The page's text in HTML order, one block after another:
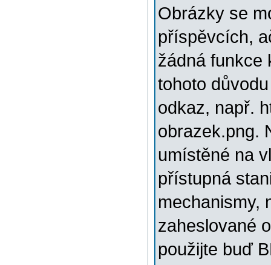
Obrázky se
příspěvcích,
žádná funkce
tohoto
odkaz, např.
obrazek.png.
umístěné na
přístupná
mechanismy,
zaheslované
použijte buď